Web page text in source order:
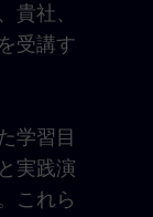
貴社、
受講す
学習目
実践演
これら